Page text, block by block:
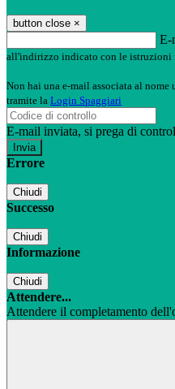
button close ×
E-
all'indirizzo indicato con le istruzioni
Non hai una e-mail associata al nome
tramite la Login Spaggiari
E-mail inviata, si prega di
Errore
Chiudi
Successo
Chiudi
Informazione
Chiudi
Attendere...
Attendere il completamento